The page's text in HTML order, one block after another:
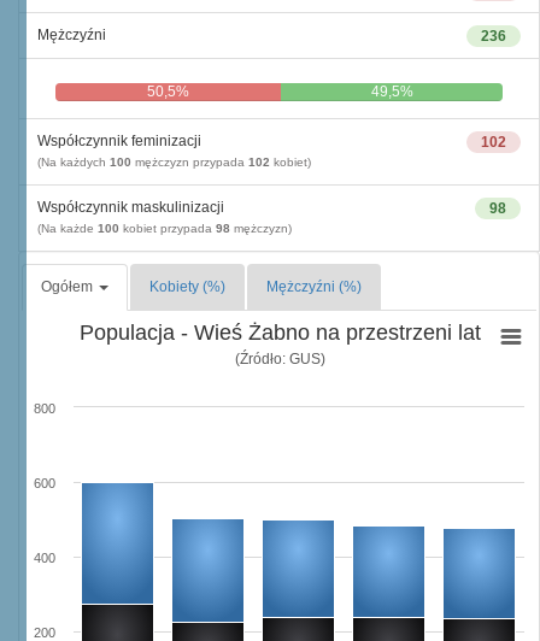
236
Mężczyźni
50,5% 49,5%
102
Współczynnik feminizacji
(Na każdych 100 mężczyzn przypada 102 kobiet)
98
Współczynnik maskulinizacji
(Na każde 100 kobiet przypada 98 mężczyzn)
Ogółem Kobiety (%) Mężczyźni (%)
Populacja - Wieś Żabno na przestrzeni lat
(Źródło: GUS)
200
400
600
800